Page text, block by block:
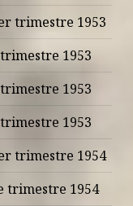
trimestre 1953
1953
1953
1953
trimestre 1954
trimestre 1954